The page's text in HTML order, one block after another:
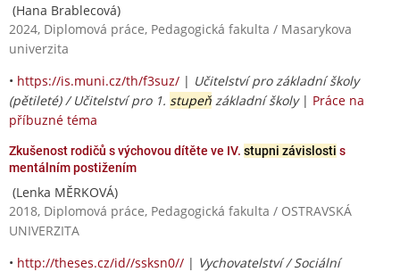
(Hana Brablecová)
2024, Diplomová práce, Pedagogická fakulta / Masarykova
univerzita
• https://is.muni.cz/th/f3suz/ | Učitelství pro základní školy
(pětileté) / Učitelství pro 1. stupeň základní školy| Práce na
příbuzné téma
Zkušenost rodičů s výchovou dítěte ve IV. stupni závislosti s
mentálním postižením
(Lenka MĚRKOVÁ)
2018, Diplomová práce, Pedagogická fakulta / OSTRAVSKÁ
UNIVERZITA
• http://theses.cz/id//ssksn0// | Vychovatelství / Sociální